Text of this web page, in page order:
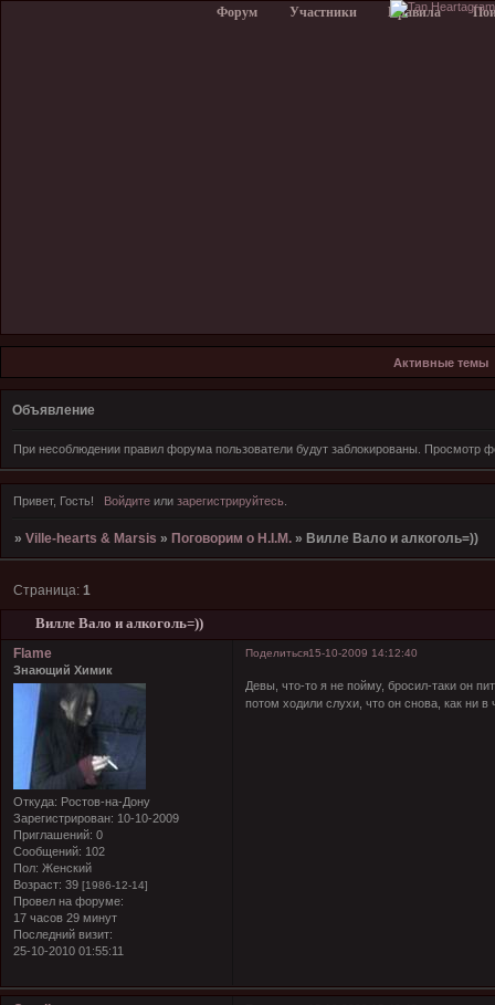
Форум Участники Правила
Активные темы
Объявление
При несоблюдении правил форума пользователи будут заблокированы. Просмотр
Привет, Гость! Войдитеили зарегистрируйтесь.
»Ville-hearts & Marsis »Поговорим о H.I.M. »Вилле Вало и алкоголь=))
Вилле Вало и алкоголь=))
Страница: 1
Поделиться15-10-2009 14:12:40
Flame
Знающий Химик
Откуда: Ростов-на-Дону
Зарегистрирован: 10-10-2009
Приглашений: 0
Сообщений: 102
Пол: Женский
Возраст: 39 [1986-12-14]
Провел на форуме:
17 часов 29 минут
Последний визит:
25-10-2010 01:55:11
Девы, что-то я не пойму, бросил-таки он
потом ходили слухи, что он снова, как ни